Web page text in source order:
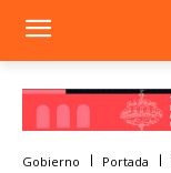
Gobierno Portada